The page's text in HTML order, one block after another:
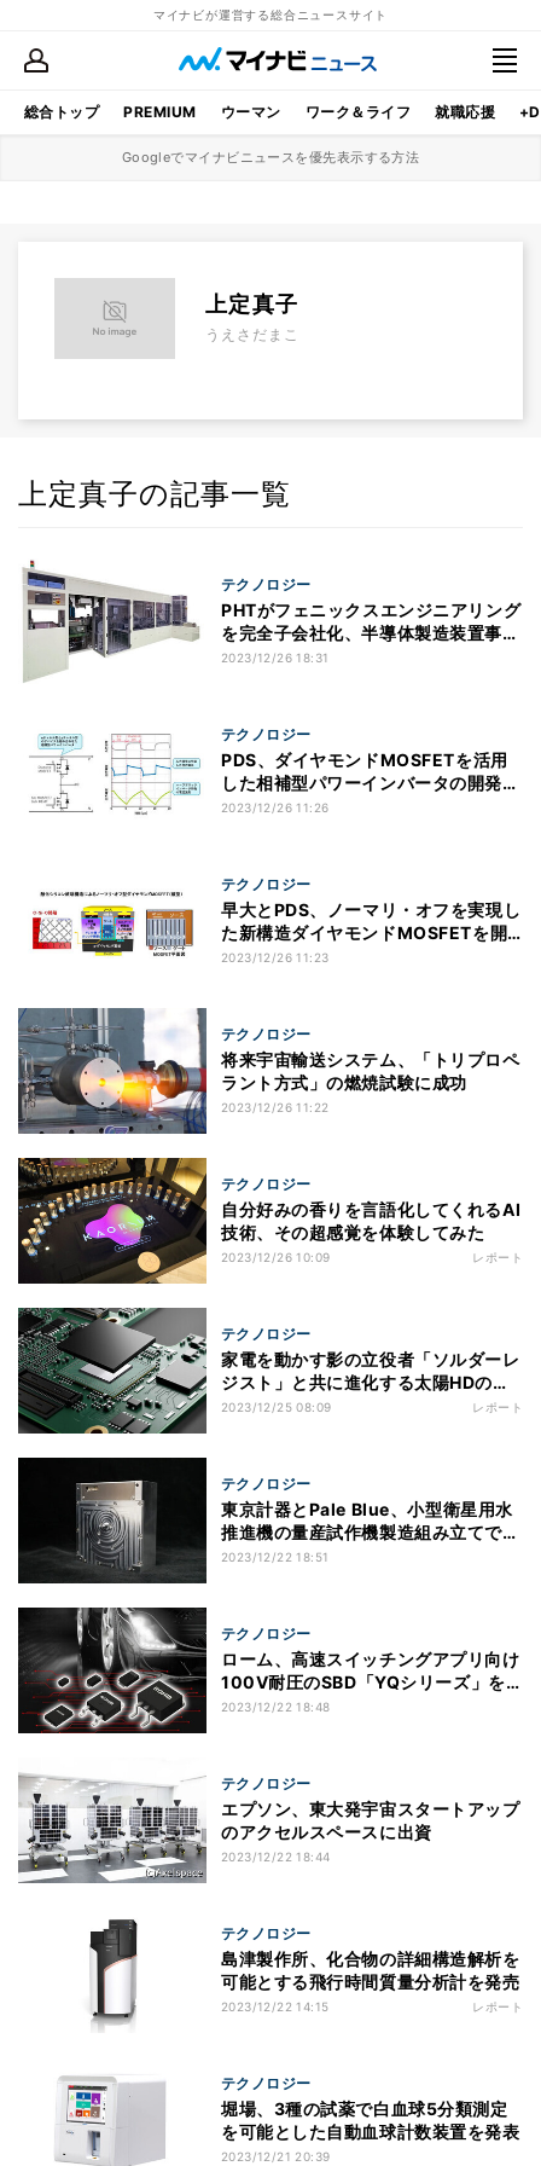
マイナビが運営する総合ニュースサイト
総合トップ PREMIUM ウーマン ワーク＆ライフ 就職応援
Googleでマイナビニュースを優先表示する方法
上定真子
うえさだまこ
上定真子の記事一覧
テクノロジー
PHTがフェニックスエンジニアリング
を完全子会社化、半導体製造装置事業
を推進
2023/12/26 18:31
テクノロジー
PDS、ダイヤモンドMOSFETを活用
した相補型パワーインバータの開発に
着手
2023/12/26 11:26
テクノロジー
早大とPDS、ノーマリ・オフを実現し
た新構造ダイヤモンドMOSFETを開
発
2023/12/26 11:23
テクノロジー
将来宇宙輸送システム、「トリプロペ
ラント方式」の燃焼試験に成功
2023/12/26 11:22
テクノロジー
自分好みの香りを言語化してくれるAI
技術、その超感覚を体験してみた
2023/12/26 10:09 レポート
テクノロジー
家電を動かす影の立役者「ソルダーレ
ジスト」と共に進化する太陽HDの挑
戦
2023/12/25 08:09 レポート
テクノロジー
東京計器とPale Blue、小型衛星用水
推進機の量産試作機製造組み立てで協
業
2023/12/22 18:51
テクノロジー
ローム、高速スイッチングアプリ向け
100V耐圧のSBD「YQシリーズ」を
開発
2023/12/22 18:48
テクノロジー
エプソン、東大発宇宙スタートアップ
のアクセルスペースに出資
2023/12/22 18:44
テクノロジー
島津製作所、化合物の詳細構造解析を
可能とする飛行時間質量分析計を発売
2023/12/22 14:15 レポート
テクノロジー
堀場、3種の試薬で白血球5分類測定
を可能とした自動血球計数装置を発表
2023/12/21 20:39